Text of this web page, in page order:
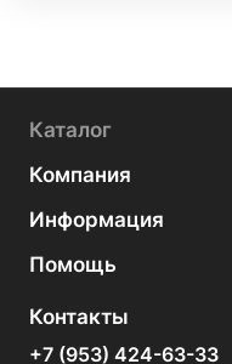
Каталог
Компания
Информация
Помощь
Контакты
+7 (953) 424-63-33